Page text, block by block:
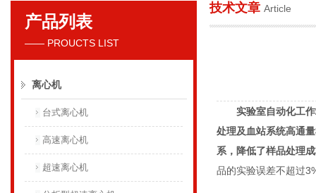
贝克曼库尔特国际贸易（上海）有限公司
产品列表
—— PROUCTS LIST
离心机
台式离心机
高速离心机
超速离心机
技术文章 Article
实验室自动化工
处理及血站系统高通
系，降低了样品处理
品的实验误差不超过